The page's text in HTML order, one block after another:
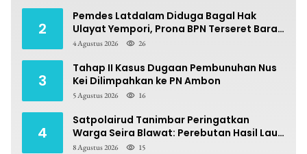
2
Pemdes Latdalam Diduga Bagal Hak
Ulayat Yempori, Prona BPN Terseret Bara
Sengketa
4 Agustus 2026 26
3
Tahap II Kasus Dugaan Pembunuhan Nus
Kei Dilimpahkan ke PN Ambon
5 Agustus 2026 16
4
Satpolairud Tanimbar Peringatkan
Warga Seira Blawat: Perebutan Hasil Laut
Berpotensi Pidana
8 Agustus 2026 15